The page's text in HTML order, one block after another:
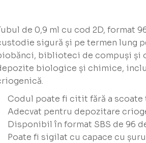
de 0,9 ml cu cod 2D, format
sigură și pe termen lung
biblioteci de compuși și
biologice și chimice,
Codul poate fi citit fără a
Adecvat pentru depozitare
Disponibil în format SBS de 96
Poate fi sigilat cu capace cu